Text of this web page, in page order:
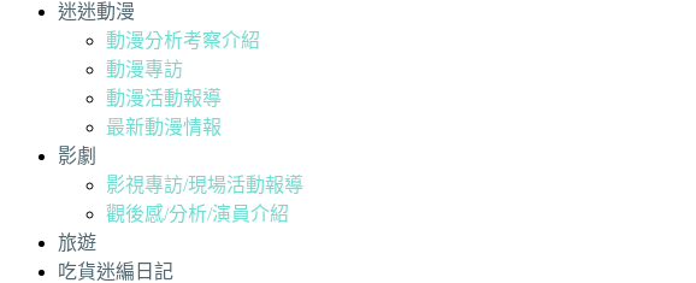
迷迷動漫
動漫分析考察介紹
動漫專訪
動漫活動報導
最新動漫情報
影劇
影視專訪/現場活動報導
觀後感/分析/演員介紹
旅遊
吃貨迷編日記